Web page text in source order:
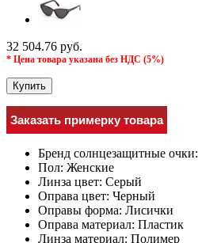
32 504.76 руб.
* Цена товара указана без НДС (5%)
Купить
Заказать примерку товара
Бренд солнцезащитные очки:
Пол: Женские
Линза цвет: Серый
Оправа цвет: Черный
Оправы форма: Лисички
Оправа материал: Пластик
Линза материал: Полимер